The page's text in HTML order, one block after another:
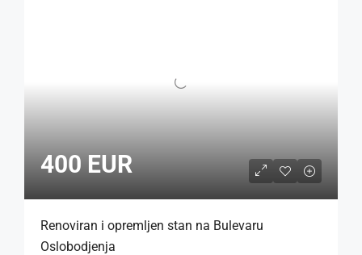
400 EUR
Renoviran i opremljen stan na Bulevaru
Oslobodjenja